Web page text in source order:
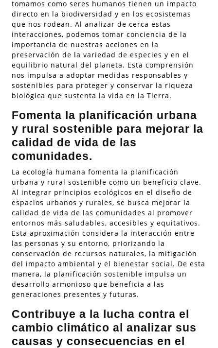
tomamos como seres humanos tienen un impacto
directo en la biodiversidad y en los ecosistemas
que nos rodean. Al analizar de cerca estas
interacciones, podemos tomar conciencia de la
importancia de nuestras acciones en la
preservación de la variedad de especies y en el
equilibrio natural del planeta. Esta comprensión
nos impulsa a adoptar medidas responsables y
sostenibles para proteger y conservar la riqueza
biológica que sustenta la vida en la Tierra.
Fomenta la planificación urbana
y rural sostenible para mejorar la
calidad de vida de las
comunidades.
La ecología humana fomenta la planificación
urbana y rural sostenible como un beneficio clave.
Al integrar principios ecológicos en el diseño de
espacios urbanos y rurales, se busca mejorar la
calidad de vida de las comunidades al promover
entornos más saludables, accesibles y equitativos.
Esta aproximación considera la interacción entre
las personas y su entorno, priorizando la
conservación de recursos naturales, la mitigación
del impacto ambiental y el bienestar social. De esta
manera, la planificación sostenible impulsa un
desarrollo armonioso que beneficia a las
generaciones presentes y futuras.
Contribuye a la lucha contra el
cambio climático al analizar sus
causas y consecuencias en el